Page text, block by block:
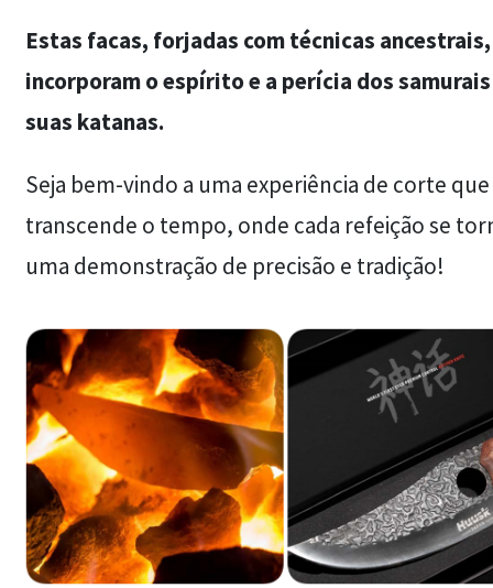
Estas facas, forjadas com técnicas ancestrais,
incorporam o espírito e a perícia dos samurais
suas katanas.
Seja bem-vindo a uma experiência de corte que
transcende o tempo, onde cada refeição se
uma demonstração de precisão e tradição!